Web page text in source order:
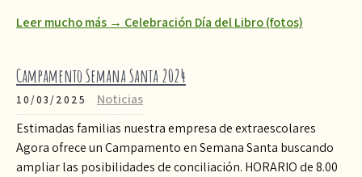
Leer mucho más → Celebración Día del Libro (fotos)
Campamento Semana Santa 2024
10/03/2025
Noticias
Estimadas familias nuestra empresa de extraescolares
Agora ofrece un Campamento en Semana Santa buscando
ampliar las posibilidades de conciliación. HORARIO de 8.00